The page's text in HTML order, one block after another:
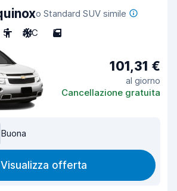
o Standard SUV simile
5 A/C 5
101,31 €
al giorno
Cancellazione gratuita
Buona
Visualizza offerta